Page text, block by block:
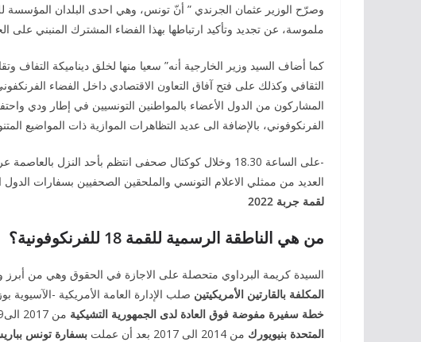
وصرّح الوزير عثمان الجرندي ” أنّ تونس، وهي احدى البلدان المؤسسة
ملموسة، عن تجديد وتأكيد ارتباطها بهذا الفضاء المشترك المنبني على
كما أضاف السيد وزير الخارجية أنه” سعيا منها لخلق ديناميكة التفاف
الثقافي وكذلك على فتح آفاق التعاون الاقتصادي داخل الفضاء
المشاركون من الدول الأعضاء بالمواطنين التونسيين في إطار ودي
الفرنكوفوني، بالإضافة الى عديد التظاهرات الموازية ذات المواضيع
-على الساعة 18.30 وخلال كوكتال صحفى انتظم بأحد النزل بالعاصمة عرضت السيدة
العديد من ممثلي الاعلام التونسي والملحقين الصحفيين بسفارات الدول
لقمة جربة 2022
من هي الناطقة الرسمية للقمة 18 للفرنكوفونية؟
السيدة كريمة البرداوي متحصلة على الاجازة في الحقوق وهي من أبرز
المكلفة بالقارتين الأمريكيتين صلب الإدارة العامة الأمريكية -الآسيوية
خطة سفيرة مفوضة فوق العادة لدى الجمهورية التشيكية من 2017 الى2019 وكانت عضوة في
المتحدة بنيويورك من 2014 الى 2017 بعد أن عملت بسفارة تونس